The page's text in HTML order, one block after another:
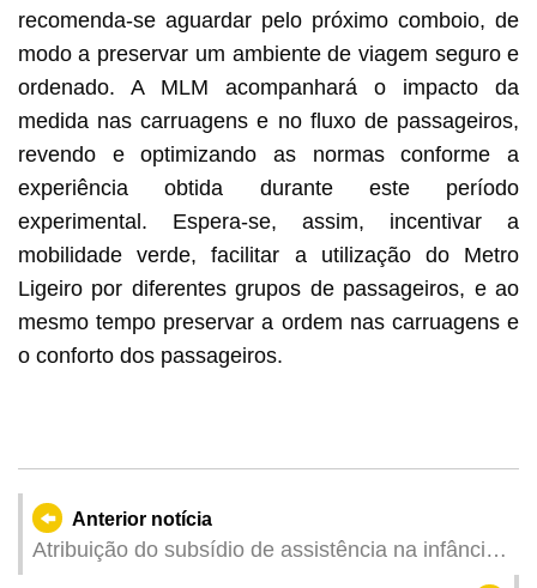
recomenda-se aguardar pelo próximo comboio, de
modo a preservar um ambiente de viagem seguro e
ordenado. A MLM acompanhará o impacto da
medida nas carruagens e no fluxo de passageiros,
revendo e optimizando as normas conforme a
experiência obtida durante este período
experimental. Espera-se, assim, incentivar a
mobilidade verde, facilitar a utilização do Metro
Ligeiro por diferentes grupos de passageiros, e ao
mesmo tempo preservar a ordem nas carruagens e
o conforto dos passageiros.
Anterior notícia
Atribuição do subsídio de assistência na infância